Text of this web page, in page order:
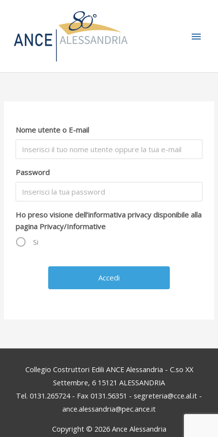
Nome utente o E-mail
Password
Ho preso visione dell’informativa privacy disponibile alla
pagina Privacy/Informative
Si
Collegio Costruttori Edili ANCE Alessandria - C.so XX
Settembre, 6 15121 ALESSANDRIA
Tel. 0131.265724 - Fax 0131.56351 - segreteria@cce.al.it -
ance.alessandria@pec.ance.it
Copyright © 2026 Ance Alessandria